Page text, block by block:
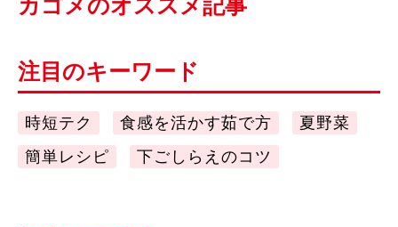
カゴメのオススメ記事
注目のキーワード
時短テク 食感を活かす茹で方
夏野菜
簡単レシピ
下ごしらえのコツ